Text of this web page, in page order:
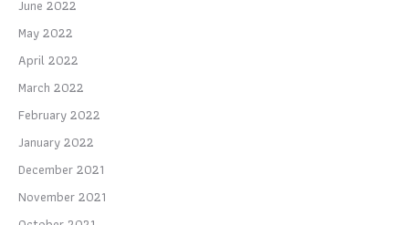
June 2022
May 2022
April 2022
March 2022
February 2022
January 2022
December 2021
November 2021